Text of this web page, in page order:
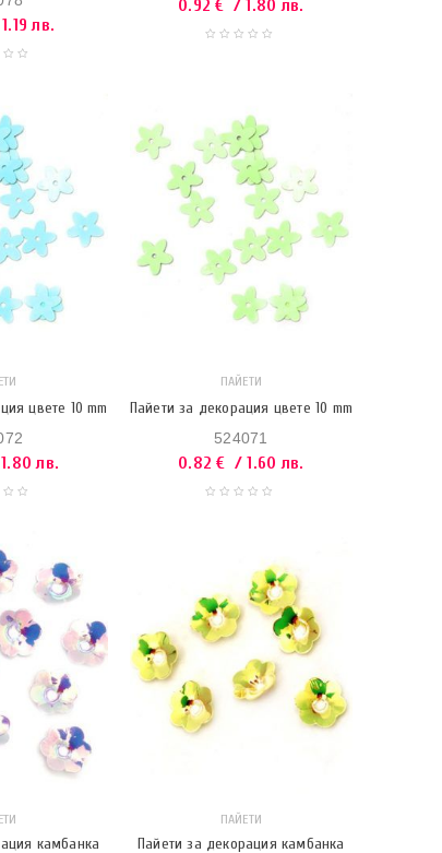
лв.
0.92€ / 1.80 лв.
цвете 10 mm
лв.
ПАЙЕТИ
Пайети за декорация цвете 10 mm
524071
0.82€ / 1.60 лв.
камбанка
ПАЙЕТИ
Пайети за декорация камбанка